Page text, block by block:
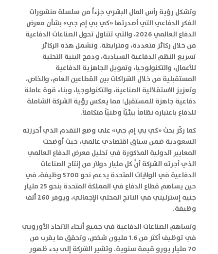
وتشكل رؤية رأس المال البشري جزءاً من سلسلة منشورات
الفكر الدفاعي التي أصدرتها «كي بي إم جي» بشأن معرض
الدفاع العالمي 2026، والتي تتناول تحول الصناعات الدفاعية
من خلال ركائز متعددة، ومترابطة. وتشمل هذه الركائز
تسريع النظم الدفاعية السيادية، ودمج البنية التحتية
للأعمال، والتكنولوجيا، وتمويل الجاهزية الدفاعية
المستقبلية من خلال الشراكات بين القطاعين العام، والخاص،
وتعزيز الاستقلالية الصناعية، والتكنولوجيا، وبناء قوة عاملة
دفاعية جاهزة للمستقبل؛ مما يعكس رؤية الشركة الشاملة
للدفاع باعتباره نظاماً بيئيّاً وطنيّاً متكاملاً.
كما ركّز بحث «كي بي إم جي» على وضع التقدم الذي أحرزته
السعودية ضمن سياق اقتصادي عالمي، حيث أوضحت
المعايير الدولية المذكورة في تحليل معرض الدفاع العالمي
الذي أجرته الشركة أنَّ كل مليار دولار من إنتاج الصناعات
الدفاعية في الولايات المتحدة يدعم نحو 5700 وظيفة، في
حين يساهم قطاع الدفاع في المملكة المتحدة بنحو 25 مليار
جنيه إسترليني في الناتج المحلي الإجمالي، ويوفر 260 ألف
وظيفة.
وتساهم الصناعات الدفاعية في جميع أنحاء الاتحاد الأوروبي
في توظيف أكثر من 1.6 مليون شخص، وتحقق ما يقرب من
70 مليار يورو قيمة سنوية. وتشير الشركة إلى بدء ظهور